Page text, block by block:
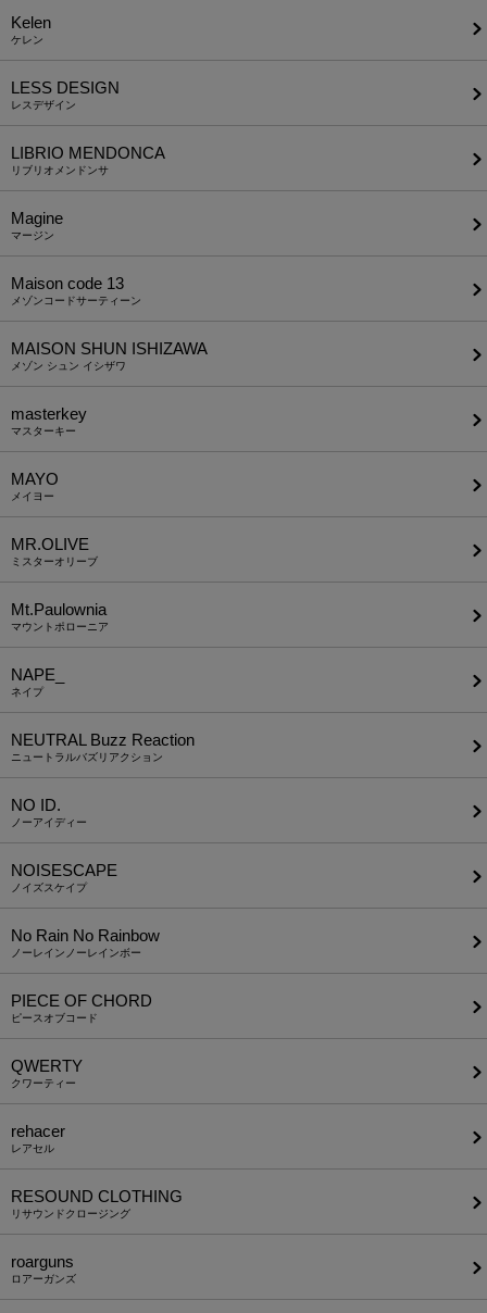
Kelen
ケレン
LESS DESIGN
レスデザイン
LIBRIO MENDONCA
リブリオメンドンサ
Magine
マージン
Maison code 13
メゾンコードサーティーン
MAISON SHUN ISHIZAWA
メゾン シュン イシザワ
masterkey
マスターキー
MAYO
メイヨー
MR.OLIVE
ミスターオリーブ
Mt.Paulownia
マウントポローニア
NAPE_
ネイプ
NEUTRAL Buzz Reaction
ニュートラルバズリアクション
NO ID.
ノーアイディー
NOISESCAPE
ノイズスケイプ
No Rain No Rainbow
ノーレインノーレインボー
PIECE OF CHORD
ピースオブコード
QWERTY
クワーティー
rehacer
レアセル
RESOUND CLOTHING
リサウンドクロージング
roarguns
ロアーガンズ